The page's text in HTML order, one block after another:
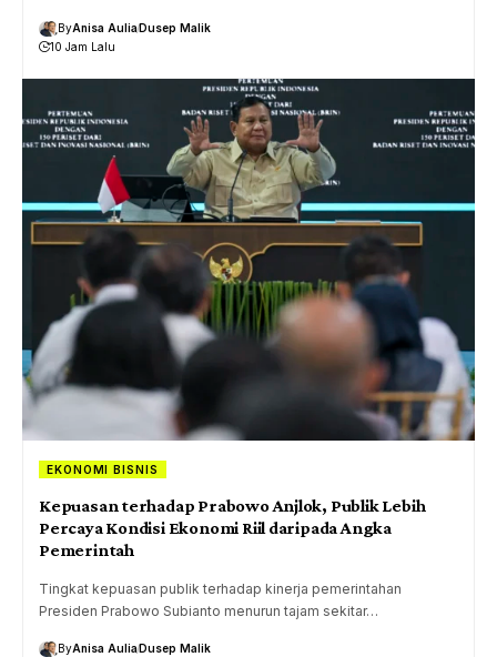
ByAnisa AuliaDusep Malik
10 Jam Lalu
EKONOMI BISNIS
Kepuasan terhadap Prabowo Anjlok, Publik Lebih
Percaya Kondisi Ekonomi Riil daripada Angka
Pemerintah
Tingkat kepuasan publik terhadap kinerja pemerintahan
Presiden Prabowo Subianto menurun tajam sekitar…
ByAnisa AuliaDusep Malik